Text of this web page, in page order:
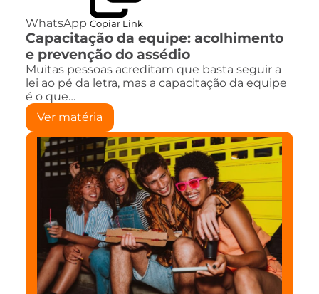
WhatsApp Copiar Link
Capacitação da equipe: acolhimento
e prevenção do assédio
Muitas pessoas acreditam que basta seguir a
lei ao pé da letra, mas a capacitação da equipe
é o que…
Ver matéria